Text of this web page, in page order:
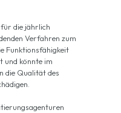
die jährlich
Verfahren zum
Funktionsfähigkeit
und könnte im
die Qualität des